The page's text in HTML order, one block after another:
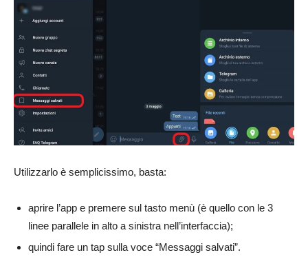
Utilizzarlo è semplicissimo, basta:
aprire l’app e premere sul tasto menù (è quello con le 3
linee parallele in alto a sinistra nell’interfaccia);
quindi fare un tap sulla voce “Messaggi salvati”.